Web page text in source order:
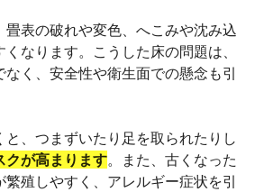
畳表の破れや変色、へこみや沈み込
なります。こうした床の問題は、
なく、安全性や衛生面での懸念も引
、つまずいたり足を取られたりし
クが高まります。また、古くなった
殖しやすく、アレルギー症状を引